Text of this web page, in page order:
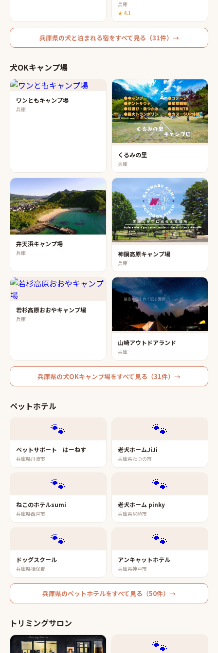
兵庫
★ 4.1
兵庫県の犬と泊まれる宿をすべて見る（31件）→
犬OKキャンプ場
ワンともキャンプ場
兵庫
くるみの里
兵庫
弁天浜キャンプ場
兵庫 神鍋高原キャンプ場
兵庫
若杉高原おおやキャンプ場
兵庫
山崎アウトドアランド
兵庫
兵庫県の犬OKキャンプ場をすべて見る（31件）→
ペットホテル
🐾
ペットサポート はーねす
兵庫県丹波市
🐾
老犬ホームJiJi
兵庫県たつの市
🐾
ねこのホテルsumi
兵庫県西宮市
🐾
老犬ホーム pinky
兵庫県尼崎市
🐾
ドッグスクール
兵庫県揖保郡
🐾
アンキャットホテル
兵庫県神戸市
兵庫県のペットホテルをすべて見る（50件）→
トリミングサロン
🐾